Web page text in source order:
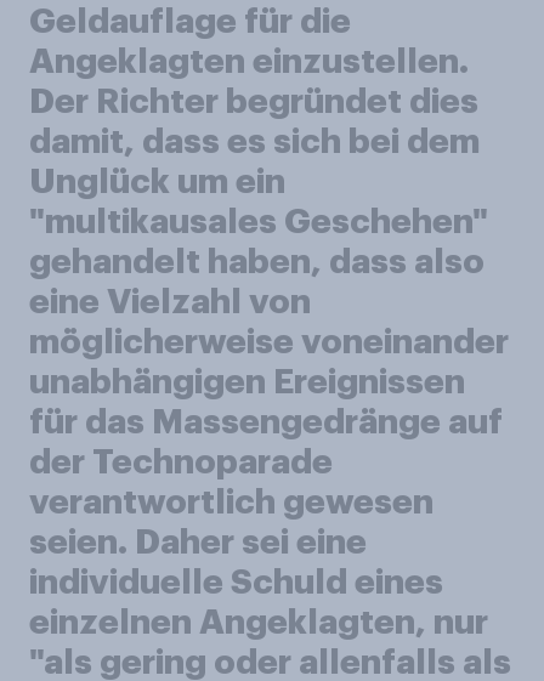
Geldauflage für die
Angeklagten einzustellen.
Der Richter begründet dies
damit, dass es sich bei dem
Unglück um ein
"multikausales Geschehen"
gehandelt haben, dass also
eine Vielzahl von
möglicherweise voneinander
unabhängigen Ereignissen
für das Massengedränge auf
der Technoparade
verantwortlich gewesen
seien. Daher sei eine
individuelle Schuld eines
einzelnen Angeklagten, nur
"als gering oder allenfalls als